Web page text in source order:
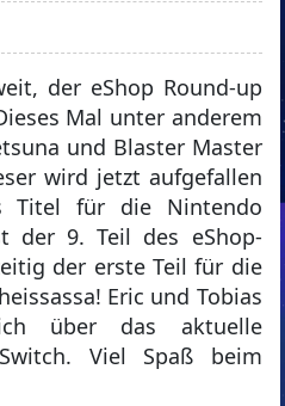
der eShop Round-up
Mal unter anderem
und Blaster Master
wird jetzt aufgefallen
Titel für die Nintendo
der 9. Teil des eShop-
der erste Teil für die
Eric und Tobias
über das aktuelle
Viel Spaß beim